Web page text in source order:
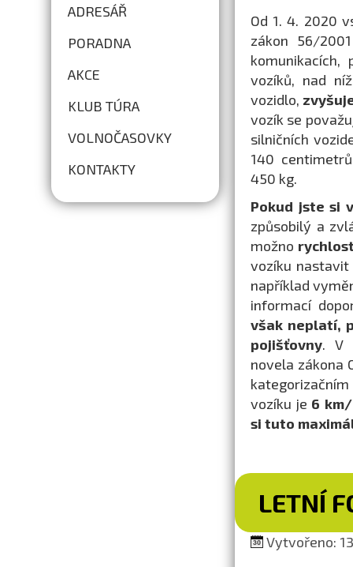
ADRESÁŘ
PORADNA
AKCE
KLUB TÚRA
VOLNOČASOVKY
KONTAKTY
Od 1. 4. 2020
zákon 56/
vozíků, nad
vozidlo,
vozík se
silničních
140
450 kg.
Pokud jste si
způsobilý a
možno
vozíku
například
informací
však neplatí,
pojišťovny. V
novela zákona
vozíku je 6
si tuto
LETNÍ
Vytvořeno: